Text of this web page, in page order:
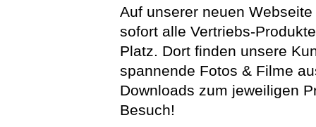
Auf unserer neuen Webseite
sofort alle Vertriebs-
Platz. Dort finden unsere
spannende Fotos & Filme
Downloads zum jeweiligen
Besuch!